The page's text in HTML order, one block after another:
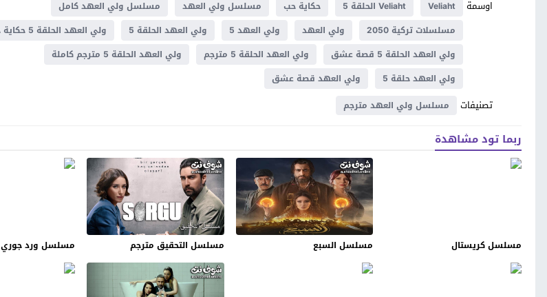
اوسمة Veliaht Veliaht الحلقة 5 حكاية حب مسلسل ولي العهد
مسلسل ولي العهد كامل
مسلسلات تركية 2050
ولي العهد ولي العهد 5 ولي العهد الحلقة 5
ولي العهد الحلقة 5 حكاية حب
ولي العهد الحلقة 5 قصة عشق
ولي العهد الحلقة 5 مترجم
ولي العهد الحلقة 5 مترجم كاملة
ولي العهد حلقة 5
ولي العهد قصة عشق
تصنيفات مسلسل ولي العهد مترجم
ربما تود مشاهدة
مسلسل كريستال مسلسل السبع مسلسل التحقيق مترجم مسلسل ورد جوري